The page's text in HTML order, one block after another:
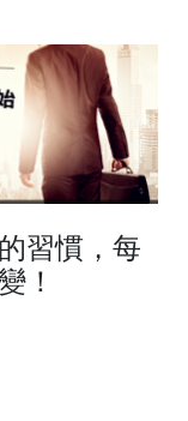
習慣，每
！